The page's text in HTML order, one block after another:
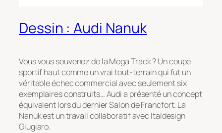
Dessin : Audi Nanuk
Vous vous souvenez de la Mega Track ? Un coupé
sportif haut comme un vrai tout-terrain qui fut un
véritable échec commercial avec seulement six
exemplaires construits… Audi a présenté un concept
équivalent lors du dernier Salon de Francfort. La
Nanuk est un travail collaboratif avec Italdesign
Giugiaro.